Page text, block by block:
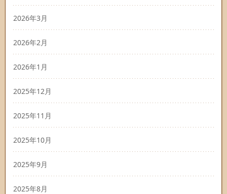
2026年3月
2026年2月
2026年1月
2025年12月
2025年11月
2025年10月
2025年9月
2025年8月